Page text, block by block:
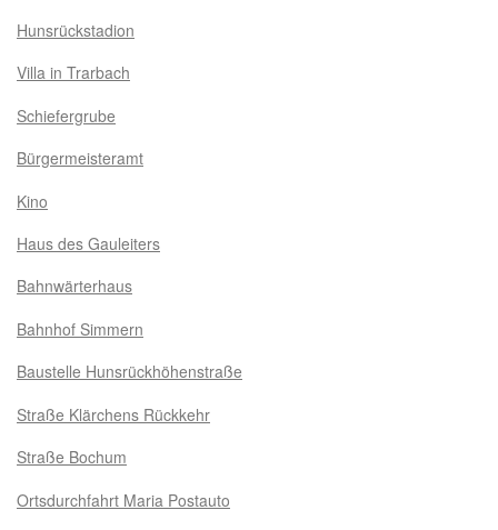
Hunsrückstadion
Villa in Trarbach
Schiefergrube
Bürgermeisteramt
Kino
Haus des Gauleiters
Bahnwärterhaus
Bahnhof Simmern
Baustelle Hunsrückhöhenstraße
Straße Klärchens Rückkehr
Straße Bochum
Ortsdurchfahrt Maria Postauto